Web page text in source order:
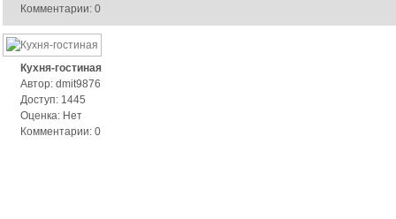
Комментарии: 0
Кухня-гостиная
Автор: dmit9876
Доступ: 1445
Оценка: Нет
Комментарии: 0